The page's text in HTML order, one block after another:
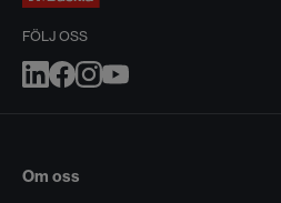
FÖLJ OSS
Om oss